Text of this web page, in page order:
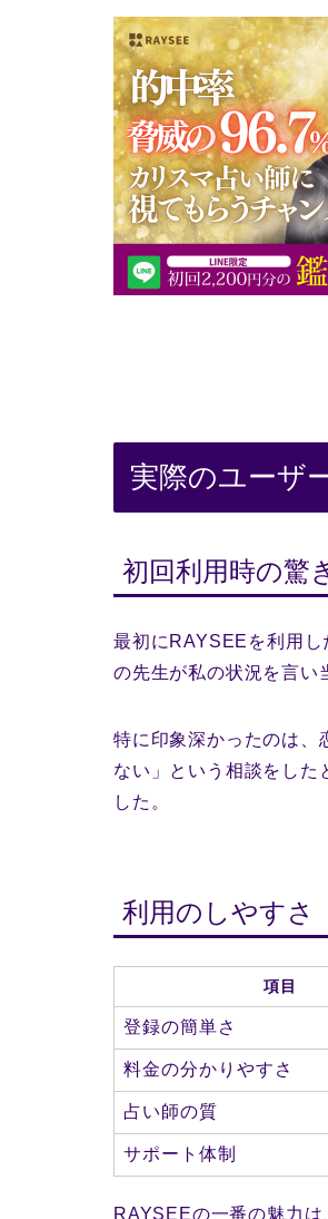
実際のユーザ
初回利用時の驚
最初にRAYSEEを利用
の先生が私の状況を言い
特に印象深かったのは、
ない」という相談をした
した。
利用のしやすさ
項目
登録の簡単さ
料金の分かりやすさ
占い師の質
サポート体制
RAYSEEの一番の魅力は